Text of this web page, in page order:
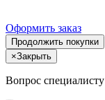
Оформить заказ
Продолжить покупки
×Закрыть
Вопрос специалисту